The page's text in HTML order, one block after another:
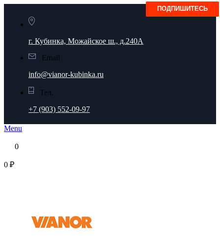
г. Кубинка, Можайское ш., д.240А
Email
info@vianor-kubinka.ru
Тел.
+7 (903) 552-09-97
Menu
0
0 ₽